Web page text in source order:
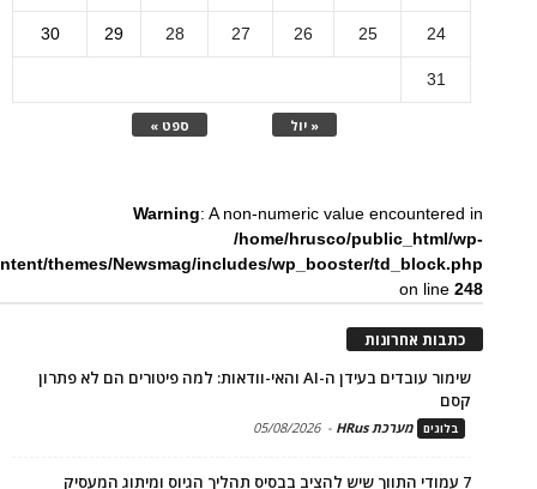
« יול ספט »
24
25
26
27
28
29
30
31
Warning: A non-numeric value encountered in
/home/hrusco/public_html/wp-
themes/Newsmag/includes/wp_booster/td_block.php
on line248
כתבות אחרונות
שימור עובדים בעידן ה-AI והאי-וודאות: למה פיטורים הם לא פתרון
קסם
בלוגים מערכת HRus -
05/08/2026
7 עמודי התווך שיש להציב בבסיס תהליך הגיוס ומיתוג המעסיק